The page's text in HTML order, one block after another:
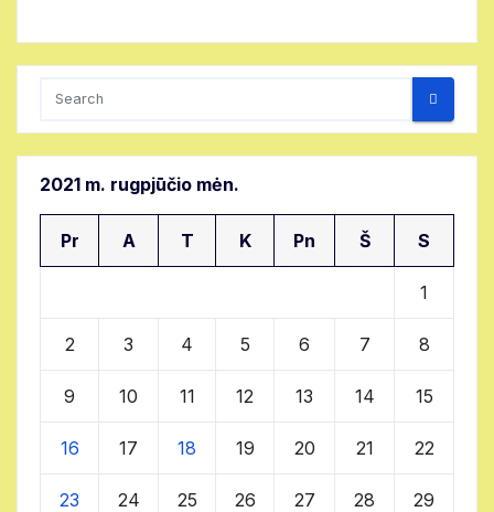
2021 m. rugpjūčio mėn.
Pr A T K Pn Š S
1
2 3 4 5 6 7 8
9 10 11 12 13 14 15
16 17 18 19 20 21 22
23 24 25 26 27 28 29